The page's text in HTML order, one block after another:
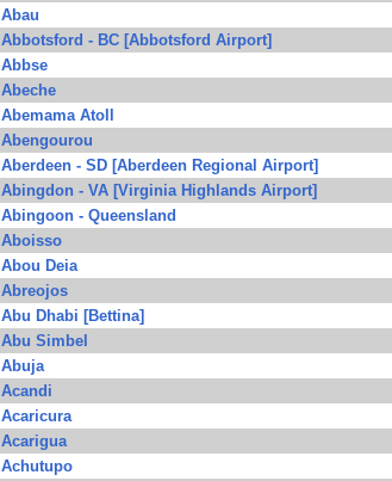
Abau
Abbotsford - BC [Abbotsford Airport]
Abbse
Abeche
Abemama Atoll
Abengourou
Aberdeen - SD [Aberdeen Regional Airport]
Abingdon - VA [Virginia Highlands Airport]
Abingoon - Queensland
Aboisso
Abou Deia
Abreojos
Abu Dhabi [Bettina]
Abu Simbel
Abuja
Acandi
Acaricura
Acarigua
Achutupo